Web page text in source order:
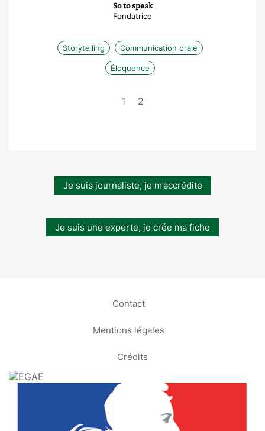
So to speak
Fondatrice
Storytelling Communication orale
Éloquence
1 2
Je suis journaliste, je m’accrédite
Je suis une experte, je crée ma fiche
Contact
Mentions légales
Crédits